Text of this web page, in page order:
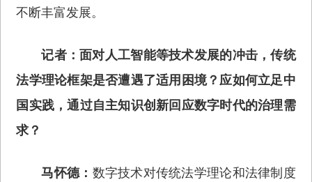
不断丰富发展。
记者：面对人工智能等技术发展的冲击，传统
法学理论框架是否遭遇了适用困境？应如何立足中
国实践，通过自主知识创新回应数字时代的治理需
求？
马怀德： 数字技术对传统法学理论和法律制度